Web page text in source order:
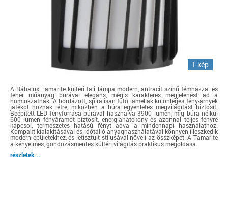
1 kép
A Rábalux Tamarite kültéri fali lámpa modern, antracit színű fémházzal és
fehér műanyag búrával elegáns, mégis karakteres megjelenést ad a
homlokzatnak. A bordázott, spirálisan futó lamellák különleges fény-árnyék
játékot hoznak létre, miközben a búra egyenletes megvilágítást biztosít.
Beépített LED fényforrása búrával használva 3900 lumen, míg búra nélkül
600 lumen fényáramot biztosít, energiahatékony és azonnal teljes fényre
kapcsol, természetes hatású fényt adva a mindennapi használathoz.
Kompakt kialakításával és időtálló anyaghasználatával könnyen illeszkedik
modern épületekhez, és letisztult stílusával növeli az összképet. A Tamarite
a kényelmes, gondozásmentes kültéri világítás praktikus megoldása.
részletek...